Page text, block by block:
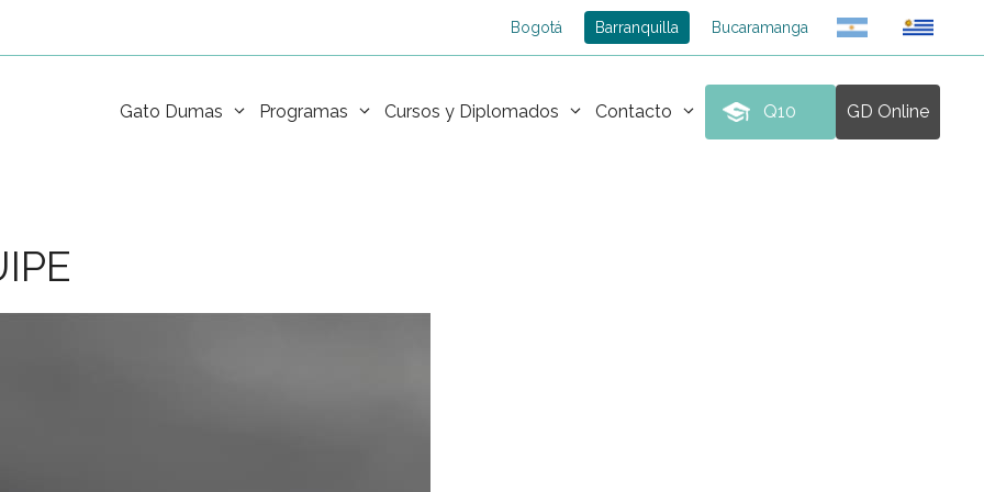
Bogotá Barranquilla Bucaramanga
Gato Dumas Programas Cursos y Diplomados Contacto Q10 GD Online